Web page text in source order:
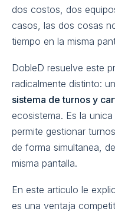
dos costos, dos
casos, las dos cosas
tiempo en la misma
DobleD resuelve este
radicalmente distinto:
sistema de turnos y
ecosistema. Es la
permite gestionar
de forma simultanea,
misma pantalla.
En este articulo le
es una ventaja